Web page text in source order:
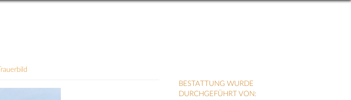
Trauerbild
BESTATTUNG WURDE
DURCHGEFÜHRT VON: